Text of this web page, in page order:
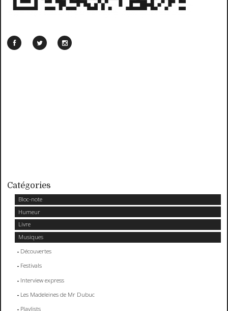
Catégories
Bloc-note
Humeur
Livre
Musiques
Découvertes
Festivals
Interview express
Les Madeleines de Mr Dubuc
Playlists